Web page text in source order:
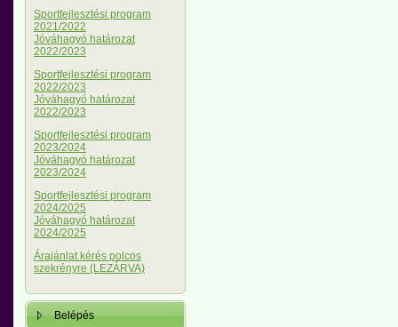
Sportfejlesztési program
2021/2022
Jóváhagyó határozat
2022/2023
Sportfejlesztési program
2022/2023
Jóváhagyó határozat
2022/2023
Sportfejlesztési program
2023/2024
Jóváhagyó határozat
2023/2024
Sportfejlesztési program
2024/2025
Jóváhagyó határozat
2024/2025
Árajánlat kérés polcos
szekrényre (LEZÁRVA)
Belépés